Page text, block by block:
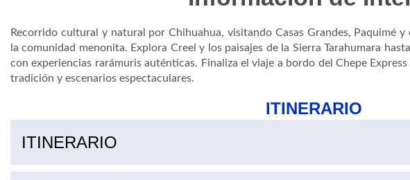
Recorrido cultural y natural por Chihuahua, visitando Casas Grandes, Paquimé
la comunidad menonita. Explora Creel y los paisajes de la Sierra Tarahumara
con experiencias rarámuris auténticas. Finaliza el viaje a bordo del Chepe
tradición y escenarios espectaculares.
ITINERARIO
ITINERARIO